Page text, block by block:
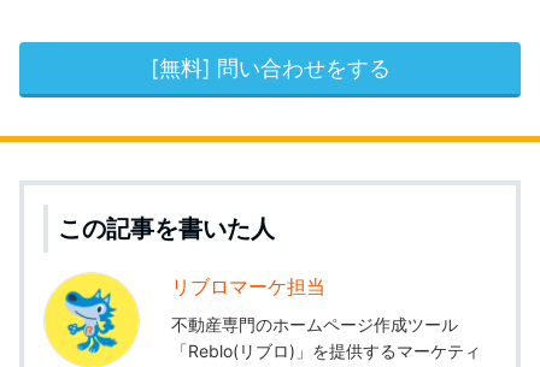
[無料] 問い合わせをする
この記事を書いた人
リブロマーケ担当
不動産専門のホームページ作成ツール
「Reblo(リブロ)」を提供するマーケティ